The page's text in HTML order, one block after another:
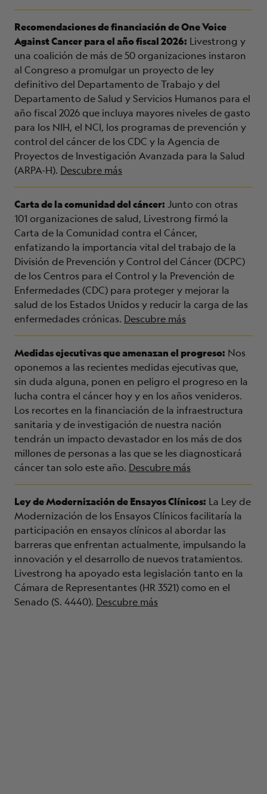
Recomendaciones de financiación de One Voice
Against Cancer para el año fiscal 2026: Livestrong y
una coalición de más de 50 organizaciones instaron
al Congreso a promulgar un proyecto de ley
definitivo del Departamento de Trabajo y del
Departamento de Salud y Servicios Humanos para el
año fiscal 2026 que incluya mayores niveles de gasto
para los NIH, el NCI, los programas de prevención y
control del cáncer de los CDC y la Agencia de
Proyectos de Investigación Avanzada para la Salud
(ARPA-H). Descubre más
Carta de la comunidad del cáncer: Junto con otras
101 organizaciones de salud, Livestrong firmó la
Carta de la Comunidad contra el Cáncer,
enfatizando la importancia vital del trabajo de la
División de Prevención y Control del Cáncer (DCPC)
de los Centros para el Control y la Prevención de
Enfermedades (CDC) para proteger y mejorar la
salud de los Estados Unidos y reducir la carga de las
enfermedades crónicas. Descubre más
Medidas ejecutivas que amenazan el progreso: Nos
oponemos a las recientes medidas ejecutivas que,
sin duda alguna, ponen en peligro el progreso en la
lucha contra el cáncer hoy y en los años venideros.
Los recortes en la financiación de la infraestructura
sanitaria y de investigación de nuestra nación
tendrán un impacto devastador en los más de dos
millones de personas a las que se les diagnosticará
cáncer tan solo este año. Descubre más
Ley de Modernización de Ensayos Clínicos: La Ley de
Modernización de los Ensayos Clínicos facilitaría la
participación en ensayos clínicos al abordar las
barreras que enfrentan actualmente, impulsando la
innovación y el desarrollo de nuevos tratamientos.
Livestrong ha apoyado esta legislación tanto en la
Cámara de Representantes (HR 3521) como en el
Senado (S. 4440). Descubre más